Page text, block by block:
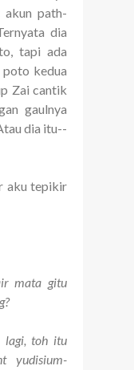
path-
dia
tapi ada
kedua
Zai cantik
gaulnya
dia itu--
aku tepikir
mata gitu
lagi, toh itu
yudisium-